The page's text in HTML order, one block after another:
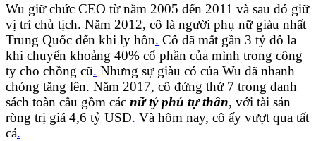
Wu giữ chức CEO từ năm 2005 đến 2011 và sau đó giữ
vị trí chủ tịch. Năm 2012, cô là người phụ nữ giàu nhất
Trung Quốc đến khi ly hôn. Cô đã mất gần 3 tỷ đô la
khi chuyển khoảng 40% cổ phần của mình trong công
ty cho chồng cũ. Nhưng sự giàu có của Wu đã nhanh
chóng tăng lên. Năm 2017, cô đứng thứ 7 trong danh
sách toàn cầu gồm các nữ tỷ phú tự thân, với tài sản
ròng trị giá 4,6 tỷ USD. Và hôm nay, cô ấy vượt qua tất
cả.